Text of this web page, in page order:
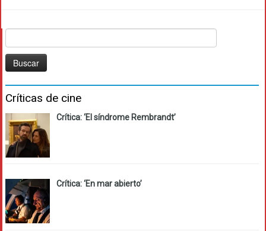
Críticas de cine
Crítica: ‘El síndrome Rembrandt’
Crítica: ‘En mar abierto’